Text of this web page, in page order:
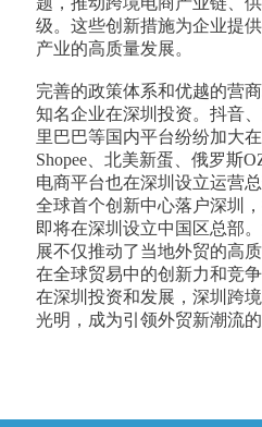
级。这些创新措施为企业提
产业的高质量发展。
完善的政策体系和优越的营
知名企业在深圳投资。抖音
里巴巴等国内平台纷纷加大
Shopee、北美新蛋、俄罗斯
电商平台也在深圳设立运营
全球首个创新中心落户深圳
即将在深圳设立中国区总部
展不仅推动了当地外贸的高
在全球贸易中的创新力和竞
在深圳投资和发展，深圳跨
光明，成为引领外贸新潮流的